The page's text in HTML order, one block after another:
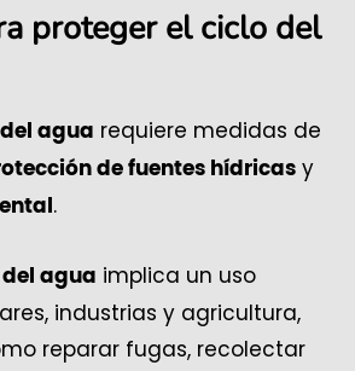
proteger el ciclo del
agua requiere medidas de
de fuentes hídricas y
.
agua implica un uso
industrias y agricultura,
reparar fugas, recolectar